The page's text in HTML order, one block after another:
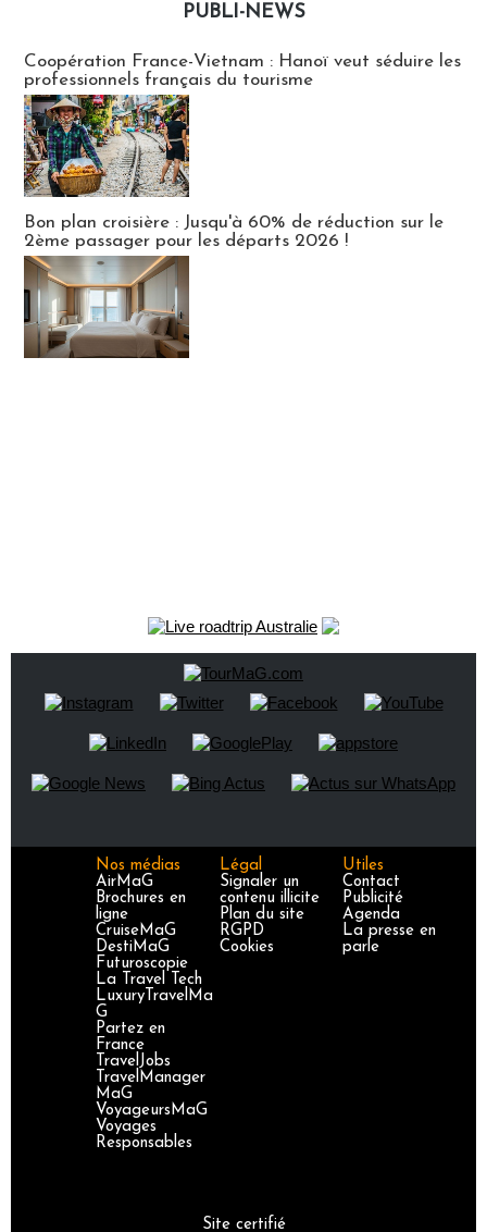
PUBLI-NEWS
Coopération France-Vietnam : Hanoï veut séduire les
professionnels français du tourisme
Bon plan croisière : Jusqu'à 60% de réduction sur le
2ème passager pour les départs 2026 !
Nos médias
AirMaG
Brochures en
ligne
CruiseMaG
DestiMaG
Futuroscopie
La Travel Tech
LuxuryTravelMa
G
Partez en
France
TravelJobs
TravelManager
MaG
VoyageursMaG
Voyages
Responsables
Légal
Signaler un
contenu illicite
Plan du site
RGPD
Cookies
Utiles
Contact
Publicité
Agenda
La presse en
parle
Site certifié